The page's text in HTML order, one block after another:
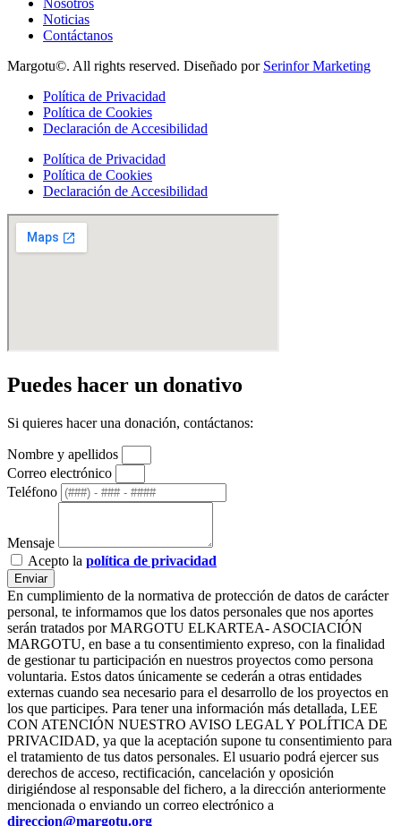
Nosotros
Noticias
Contáctanos
Margotu©. All rights reserved. Diseñado por Serinfor Marketing
Política de Privacidad
Política de Cookies
Declaración de Accesibilidad
Política de Privacidad
Política de Cookies
Declaración de Accesibilidad
Puedes hacer un donativo
Si quieres hacer una donación, contáctanos:
Nombre y apellidos
Correo electrónico
Teléfono
Mensaje
Acepto la política de privacidad
Enviar
En cumplimiento de la normativa de protección de datos de carácter
personal, te informamos que los datos personales que nos aportes
serán tratados por MARGOTU ELKARTEA- ASOCIACIÓN
MARGOTU, en base a tu consentimiento expreso, con la finalidad
de gestionar tu participación en nuestros proyectos como persona
voluntaria. Estos datos únicamente se cederán a otras entidades
externas cuando sea necesario para el desarrollo de los proyectos en
los que participes. Para tener una información más detallada, LEE
CON ATENCIÓN NUESTRO AVISO LEGAL Y POLÍTICA DE
PRIVACIDAD, ya que la aceptación supone tu consentimiento para
el tratamiento de tus datos personales. El usuario podrá ejercer sus
derechos de acceso, rectificación, cancelación y oposición
dirigiéndose al responsable del fichero, a la dirección anteriormente
mencionada o enviando un correo electrónico a
direccion@margotu.org